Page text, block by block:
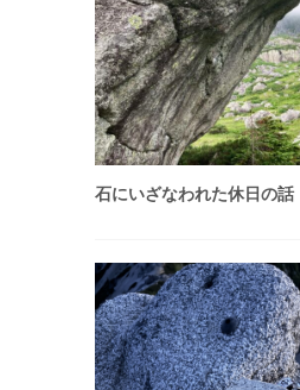
石にいざなわれた休日の話